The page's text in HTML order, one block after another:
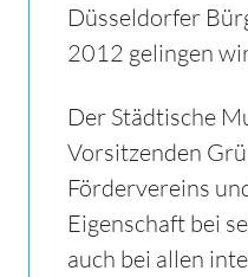
Düsseldorfer
2012 gelingen
Der Städtische
Vorsitzenden
Fördervereins
Eigenschaft bei
auch bei allen